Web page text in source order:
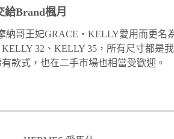
Brand楓月
納哥王妃GRACE・KELLY愛用而更名
32、KELLY 35，所有尺寸都是
款式，也在二手市場也相當受歡迎。